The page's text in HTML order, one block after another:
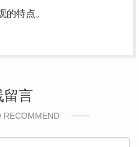
的特点。
留言
RECOMMEND